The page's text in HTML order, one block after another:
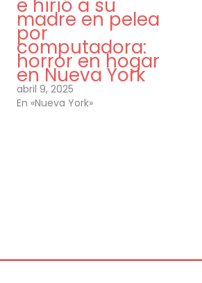
e hirió a su
madre en pelea
por
computadora:
horror en hogar
en Nueva York
abril 9, 2025
En «Nueva York»